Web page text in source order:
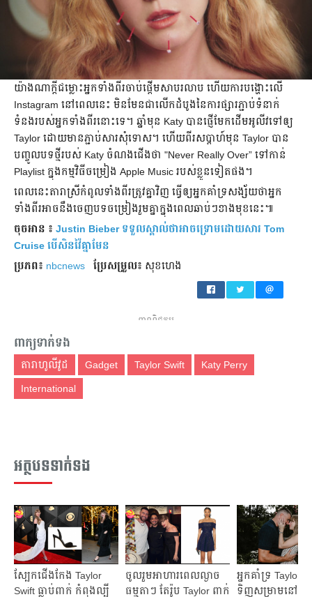
យ៉ាងណាក្ដី​​ជម្លោះ​អ្នក​ទាំង​ពីរ​ចាប់​ផ្ដើម​សាប​រលាប​ ហើយ​ការ​បង្ហោះ​លើ​
Instagram នៅ​ពេល​នេះ មិន​មែន​ជា​លើក​ដំបូង​នៃ​ការ​ផ្សារ​ភ្ជាប់​ទំនាក់
ទំនង​របស់​អ្នក​ទាំង​ពីរ​នោះ​ទេ។ ឆ្នាំ​មុន​ Katy បាន​ផ្ញើ​មែក​ដើម​​អូលីវ​ទៅ​ឲ្យ
Taylor ដោយ​មាន​ភ្ជាប់​សារ​សុំទោស។ ហើយ​ពីរ​សប្ដាហ៍​មុន Taylor បាន​
បញ្ចូល​បទ​ថ្មី​របស់ Katy ចំណង​ជើង​ថា "Never Really Over” ទៅ​កាន់​
Playlist ក្នុង​កម្មវិធី​ចម្រៀង Apple Music របស់​ខ្លួន​ទៀត​ផង។
ពេល​នេះ​តារា​ស្រី​កំពូល​ទាំង​ពីរ​ត្រូវ​គ្នា​វិញ ធ្វើ​ឲ្យ​អ្នក​គាំទ្រ​សង្ស័យ​ថា​អ្នក​
ទាំង​ពីរ​អាច​នឹង​ចេញ​បទ​ចម្រៀង​រួម​គ្នា​ក្នុង​ពេល​ឆាប់ៗ​ខាង​មុខ​នេះ៕​​
ចុចអាន ៖ Justin Bieber ទទួលស្គាល់ថាអាចទ្រោមដោយសារ Tom
Cruise បើសិនវ៉ៃគ្នាមែន
ប្រភព៖ nbcnews ប្រែ​សម្រួល៖ សុខហេង
ពាណិជ្ជកម្ម
ពាក្យទាក់ទង
តារាហូលីវូដ Gadget Taylor Swift Katy Perry
International
អត្ថបទទាក់ទង
ស្បែកជើងកែង Taylor
Swift ធ្លាប់ពាក់ កំពុងល្បី
ចូលរួមអាហារពេលល្ងាច
ធម្មតាៗ តែរ៉ូប Taylor ពាក់
អ្នកគាំទ្រ Taylor
ទិញសម្រាមនៅខា